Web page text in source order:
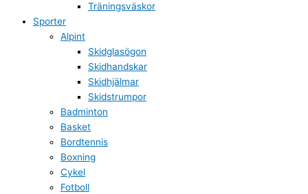
Träningsväskor
Sporter
Alpint
Skidglasögon
Skidhandskar
Skidhjälmar
Skidstrumpor
Badminton
Basket
Bordtennis
Boxning
Cykel
Fotboll